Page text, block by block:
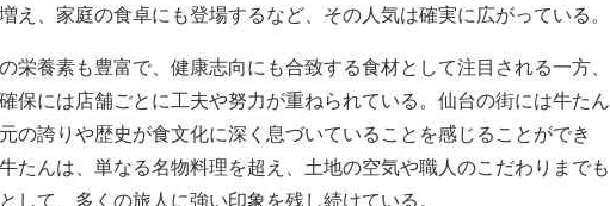
え、家庭の食卓にも登場するなど、その人気は確実に広がっている。
栄養素も豊富で、健康志向にも合致する食材として注目される一方、
保には店舗ごとに工夫や努力が重ねられている。仙台の街には牛たん
の誇りや歴史が食文化に深く息づいていることを感じることができ
たんは、単なる名物料理を超え、土地の空気や職人のこだわりまでも
して、多くの旅人に強い印象を残し続けている。